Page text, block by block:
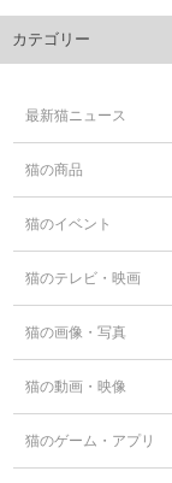
カテゴリー
最新猫ニュース
猫の商品
猫のイベント
猫のテレビ・映画
猫の画像・写真
猫の動画・映像
猫のゲーム・アプリ